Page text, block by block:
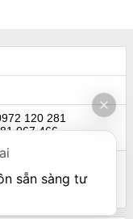
120 281
067 466
441 066
sẵn sàng tư